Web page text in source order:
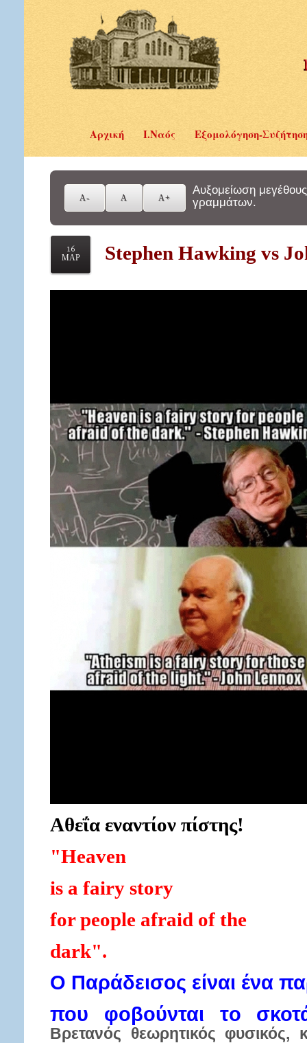
Αρχική Ι.Ναός Εξομολόγηση-
Αυξομείωση μεγέθους
γραμμάτων.
16
ΜΑΡ
Stephen Hawking vs
Αθεΐα εναντίον πίστης!
"Heaven
is a fairy story
for people afraid of the
dark".
Ο Παράδεισος είναι ένα
που φοβούνται τo
Βρετανός θεωρητικός φυσικός,